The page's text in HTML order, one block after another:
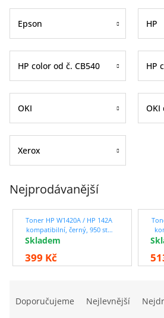
Epson HP
HP color od č. CB540 HP
OKI OKI
Xerox
Nejprodávanější
Toner HP W1420A / HP 142A
kompatibilní, černý, 950 str.
/ s čipem !! ČTĚTE DETAILNÍ
Skladem
399 Kč
Doporučujeme Nejlevnější